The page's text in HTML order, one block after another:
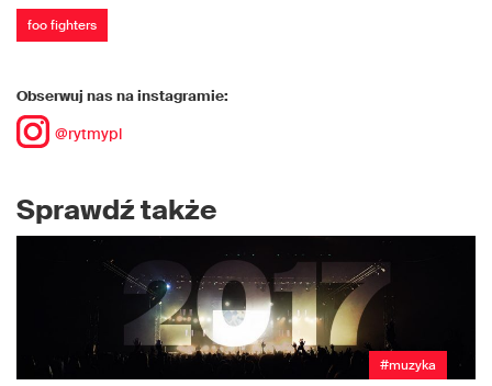
foo fighters
Obserwuj nas na instagramie:
@rytmypl
Sprawdź także
#muzyka